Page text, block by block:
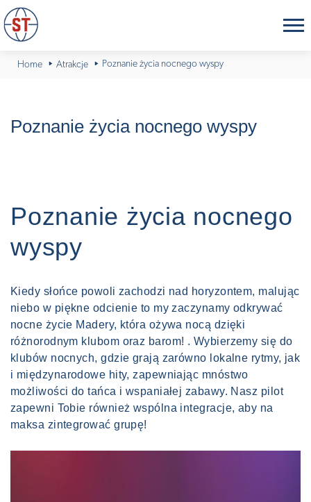
Home Atrakcje Poznanie życia nocnego wyspy
Poznanie życia nocnego wyspy
Poznanie życia nocnego
wyspy
Kiedy słońce powoli zachodzi nad horyzontem, malując
niebo w piękne odcienie to my zaczynamy odkrywać
nocne życie Madery, która ożywa nocą dzięki
różnorodnym klubom oraz barom! . Wybierzemy się do
klubów nocnych, gdzie grają zarówno lokalne rytmy, jak
i międzynarodowe hity, zapewniając mnóstwo
możliwości do tańca i wspaniałej zabawy. Nasz pilot
zapewni Tobie również wspólna integracje, aby na
maksa zintegrować grupę!